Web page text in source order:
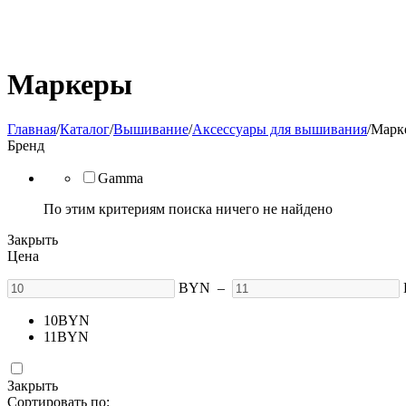
Маркеры
Главная/Каталог/Вышивание/Аксессуары для вышивания/
Бренд
Gamma
По этим критериям поиска ничего не найдено
Закрыть
Цена
BYN –
10BYN
11BYN
Закрыть
Сортировать по: